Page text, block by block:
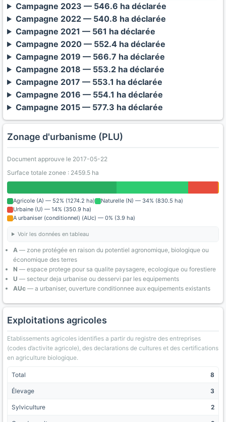
Campagne 2023 — 546.6 ha déclarée
Campagne 2022 — 540.8 ha déclarée
Campagne 2021 — 561 ha déclarée
Campagne 2020 — 552.4 ha déclarée
Campagne 2019 — 566.7 ha déclarée
Campagne 2018 — 553.2 ha déclarée
Campagne 2017 — 553.1 ha déclarée
Campagne 2016 — 554.1 ha déclarée
Campagne 2015 — 577.3 ha déclarée
Zonage d'urbanisme (PLU)
Document approuve le 2017-05-22
Surface totale zonee : 2459.5 ha
Agricole (A) — 52% (1274.2 ha)
Naturelle (N) — 34% (830.5 ha)
Urbaine (U) — 14% (350.9 ha)
A urbaniser (conditionnel) (AUc) — 0% (3.9 ha)
Voir les données en tableau
A — zone protégée en raison du potentiel agronomique, biologique ou
économique des terres
N — espace protege pour sa qualite paysagere, ecologique ou forestiere
U — secteur deja urbanise ou desservi par les equipements
AUc — a urbaniser, ouverture conditionnee aux equipements existants
Exploitations agricoles
Etablissements agricoles identifies a partir du registre des entreprises
(codes d’activite agricole), des declarations de cultures et des certifications
en agriculture biologique.
Total 8
Élevage 3
Sylviculture 2